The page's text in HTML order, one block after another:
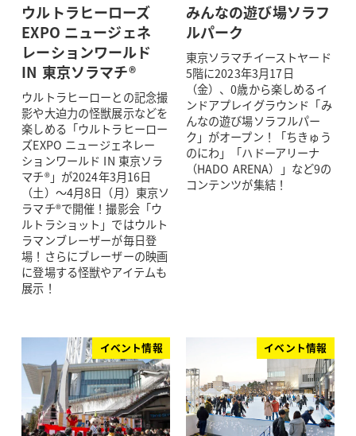
ウルトラヒーローズ
EXPO ニュージェネ
レーションワールド
IN 東京ソラマチ®
ウルトラヒーローとの記念撮
影や大迫力の怪獣展示などを
楽しめる「ウルトラヒーロー
ズEXPO ニュージェネレー
ションワールド IN 東京ソラ
マチ®」が2024年3月16日
（土）～4月8日（月）東京ソ
ラマチ®で開催！撮影会「ウ
ルトラショット」ではウルト
ラマンブレーザーが毎日登
場！さらにブレーザーの映画
に登場する怪獣やアイテムも
展示！
みんなの遊び場ソラフ
ルパーク
東京ソラマチイーストヤード
5階に2023年3月17日
（金）、0歳から楽しめるイ
ンドアプレイグラウンド「み
んなの遊び場ソラフルパー
ク」がオープン！「ちきゅう
のにわ」「ハドーアリーナ
（HADO ARENA）」など9の
コンテンツが集結！
イベント情報 イベント情報